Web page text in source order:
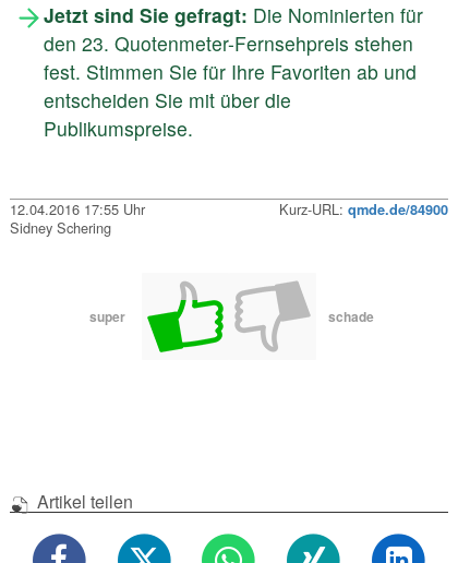
Jetzt sind Sie gefragt: Die Nominierten für
den 23. Quotenmeter-Fernsehpreis stehen
fest. Stimmen Sie für Ihre Favoriten ab und
entscheiden Sie mit über die
Publikumspreise.
12.04.2016 17:55 Uhr Kurz-URL: qmde.de/84900
Sidney Schering
super schade
Artikel teilen